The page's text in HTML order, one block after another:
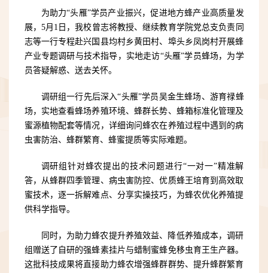
为助力“头雁”学员产业振兴，促进地方蜂产业高质量发
展，5月1日，我校曾志将教授、继续教育学院党总支负责同
志等一行专程赴兴国县均村乡黄田村、埠头乡凤岗村开展蜂
产业专题调研与技术指导，实地走访“头雁”学员蜂场，为学
员答疑解惑、送去关怀。
调研组一行先后深入“头雁”学员吴金生蜂场、游育禄蜂
场，实地查看蜂场养殖环境、蜂群长势、蜂箱标准化管理及
蜜源植物配套等情况，详细询问蜂农在养殖过程中遇到的病
虫害防治、蜂群繁育、蜂蜜提质等实际难题。
调研组针对蜂农提出的技术问题进行“一对一”精准解
答，从蜂群四季管理、病虫害防控、优质蜂王培育到高效取
蜜技术，逐一拆解难点、分享实操技巧，为蜂农优化养殖提
供科学指导。
同时，为助力蜂农提升养殖效益、降低养殖成本，调研
组赠送了自研的强蜂素挂片与蜡制蜜蜂免移虫育王生产器。
这批科技成果将直接助力蜂农增强蜂群群势、提升蜂群繁育